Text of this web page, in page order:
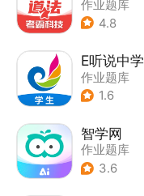
作业题库
4.8
E听说中学
作业题库
1.6
智学网
作业题库
3.6